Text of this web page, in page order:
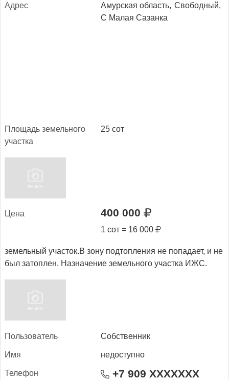
Ад­рес Амурская область, Свободный,
С Малая Сазанка
Пло­щадь зе­мель­но­го
учас­тка
25 сот
Це­на 400 000
1 сот = 16 000
земельный участок.В зону подтопления не попадает, и не
был затоплен. Назначение земельного участка ИЖС.
Поль­зо­ватель Собственник
Имя недоступно
Те­лефон +7 909 XXXXXXX